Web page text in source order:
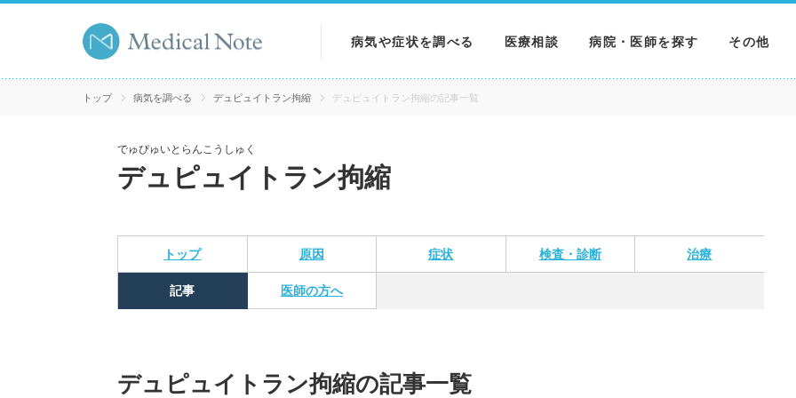
病気や症状を調べる
病気を調べる
検査を調べる
医療相談 病院・医師を探す
病院を探す
その他
MNニュー
トップ 病気を調べる デュピュイトラン拘縮 デュピュイトラン拘縮の記事一覧
でゅぴゅいとらんこうしゅく
デュピュイトラン拘縮
トップ 原因 症状 検査・診断 治療
記事 医師の方へ
デュピュイトラン拘縮の記事一覧